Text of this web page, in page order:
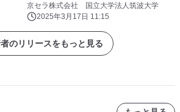
京セラ株式会社 国立大学法人筑波大学
2025年3月17日 11:15
のリリースをもっと見る